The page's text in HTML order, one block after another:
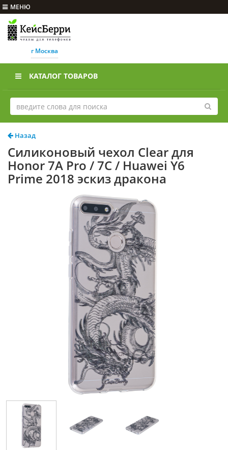
МЕНЮ
г Москва
КАТАЛОГ ТОВАРОВ
Назад
Силиконовый чехол Clear для
Honor 7A Pro / 7C / Huawei Y6
Prime 2018 эскиз дракона